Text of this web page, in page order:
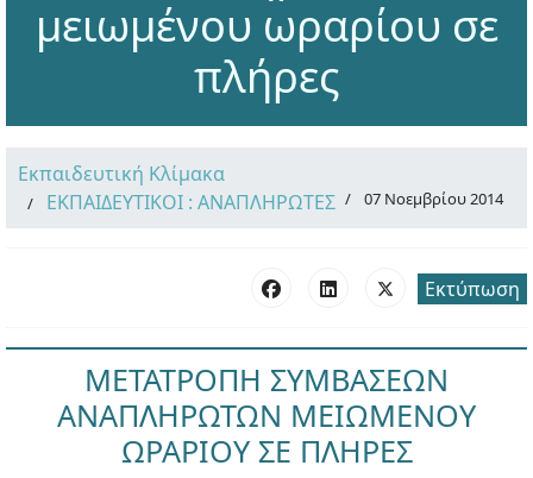
μειωμένου ωραρίου σε
πλήρες
Εκπαιδευτική Κλίμακα
ΕΚΠΑΙΔΕΥΤΙΚΟΙ : ΑΝΑΠΛΗΡΩΤΕΣ
07 Νοεμβρίου 2014
Εκτύπωση
ΜΕΤΑΤΡΟΠΗ ΣΥΜΒΑΣΕΩΝ
ΑΝΑΠΛΗΡΩΤΩΝ ΜΕΙΩΜΕΝΟΥ
ΩΡΑΡΙΟΥ ΣΕ ΠΛΗΡΕΣ